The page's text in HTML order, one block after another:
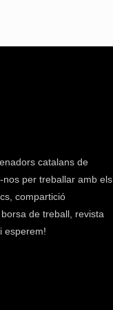
catalans de
per treballar amb els
compartició
de treball, revista
esperem!